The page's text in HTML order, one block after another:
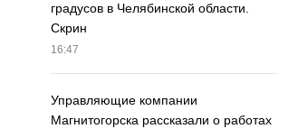
градусов в Челябинской области.
Скрин
16:47
Управляющие компании
Магнитогорска рассказали о работах